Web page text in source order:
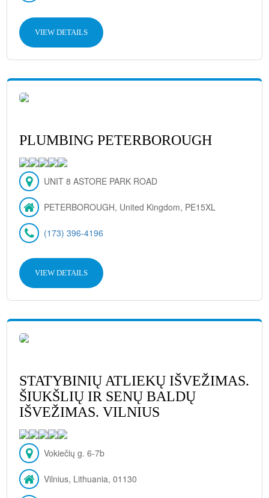
VIEW DETAILS
PLUMBING PETERBOROUGH
UNIT 8 ASTORE PARK ROAD
PETERBOROUGH, United Kingdom, PE15XL
(173) 396-4196
VIEW DETAILS
STATYBINIŲ ATLIEKŲ IŠVEŽIMAS.
ŠIUKŠLIŲ IR SENŲ BALDŲ
IŠVEŽIMAS. VILNIUS
Vokiečių g. 6-7b
Vilnius, Lithuania, 01130